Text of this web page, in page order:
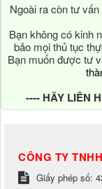
Ngoài ra còn tư
Bạn không có kinh
bảo mọi thủ tục
Bạn muốn được tư
---- HÃY LIÊN
CÔNG TY
Giấy phép số: